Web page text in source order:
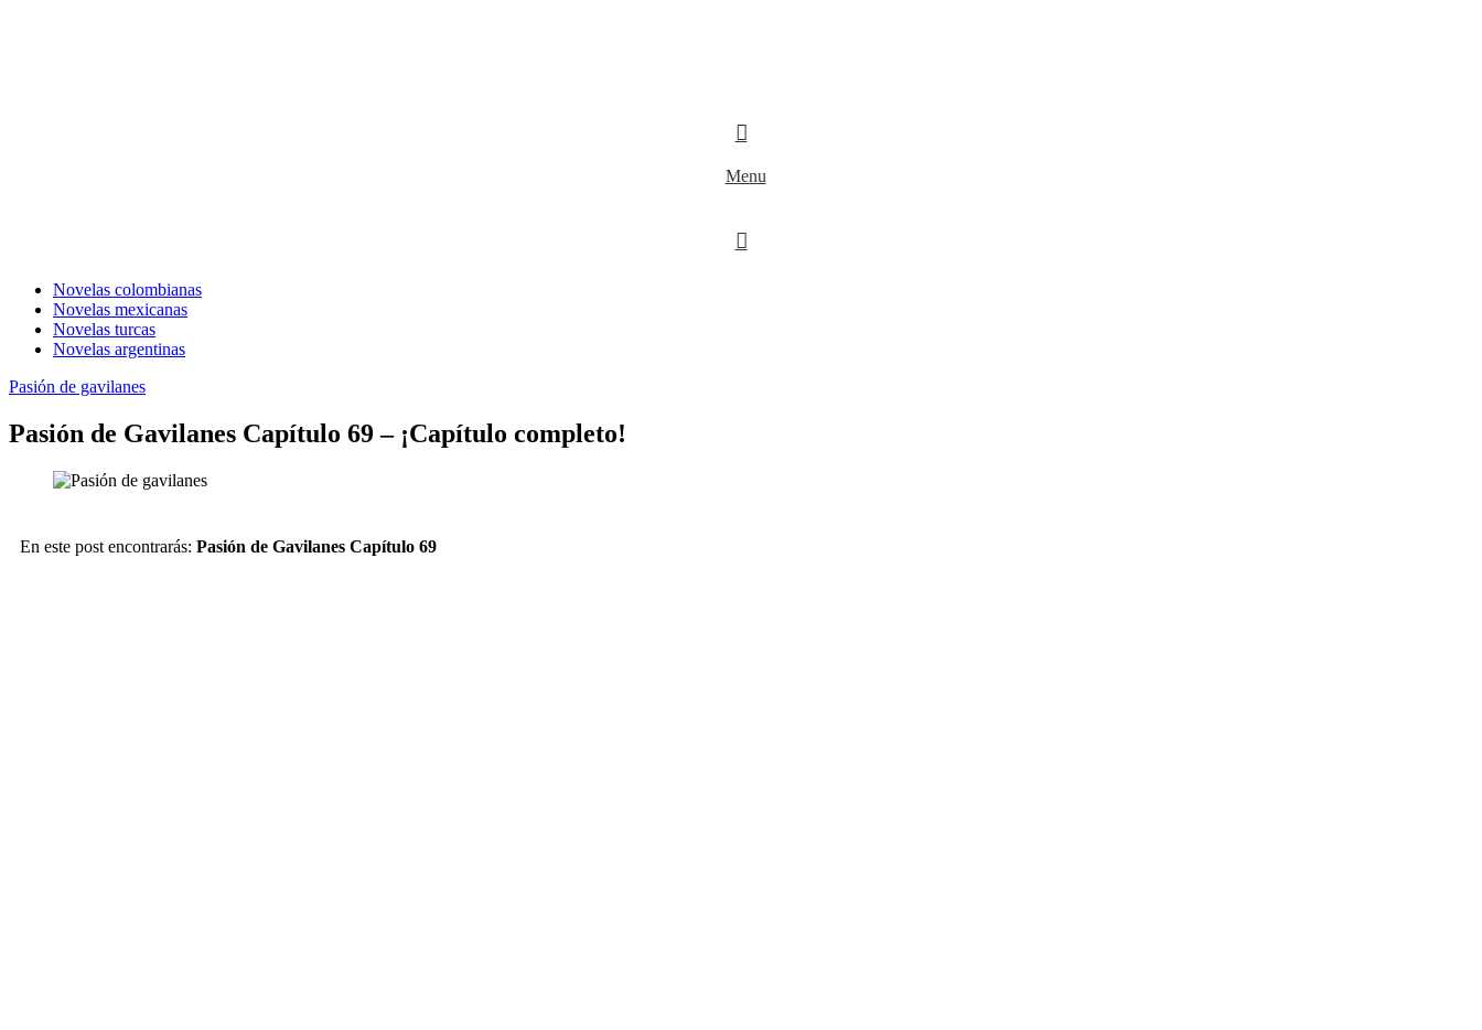
Menu
Novelas colombianas
Novelas mexicanas
Novelas turcas
Novelas argentinas
Pasión de gavilanes
Pasión de Gavilanes Capítulo 69 – ¡Capítulo completo!
En este post encontrarás: Pasión de Gavilanes Capítulo 69